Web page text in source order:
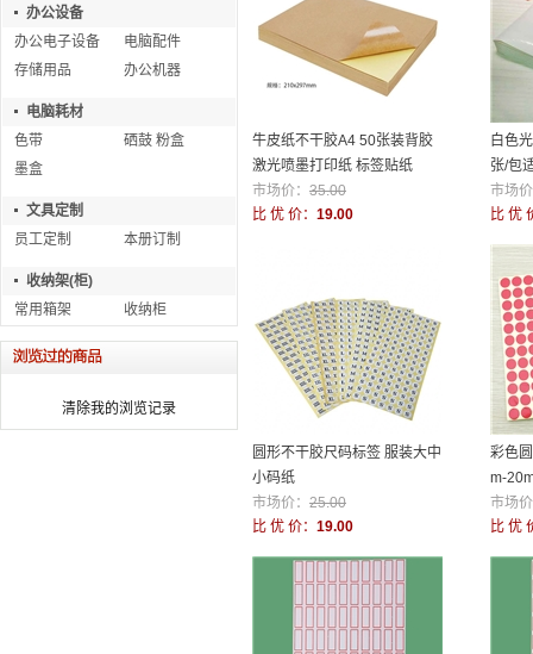
办公设备
办公电子设备
电脑配件
存储用品
办公机器
电脑耗材
色带
硒鼓 粉盒
墨盒
文具定制
员工定制
本册订制
收纳架(柜)
常用箱架
收纳柜
清除我的浏览记录
牛皮纸不干胶A4 50张装背胶
激光喷墨打印纸 标签贴纸
市场价： 35.00
比 优 价： 19.00
白色
张/包
市场
比 优
圆形不干胶尺码标签 服装大中
小码纸
市场价： 25.00
比 优 价： 19.00
彩色
m-
市场
比 优